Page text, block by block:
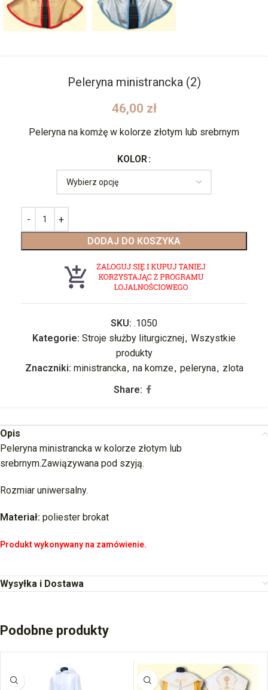
Peleryna ministrancka (2)
46,00 zł
Peleryna na komżę w kolorze złotym lub srebrnym
KOLOR
DODAJ DO KOSZYKA
SKU: .1050
Kategorie: Stroje służby liturgicznej, Wszystkie
produkty
Znaczniki: ministrancka, na komze, peleryna, zlota
Share:
Opis
Peleryna ministrancka w kolorze złotym lub
srebrnym.Zawiązywana pod szyją.
Rozmiar uniwersalny.
Materiał: poliester brokat
Produkt wykonywany na zamówienie.
Wysyłka i Dostawa
Podobne produkty